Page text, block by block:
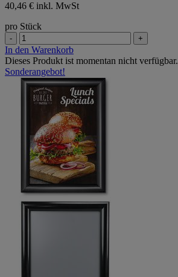
40,46 € inkl. MwSt
pro Stück
- +
In den Warenkorb
Dieses Produkt ist momentan nicht verfügbar.
Sonderangebot!